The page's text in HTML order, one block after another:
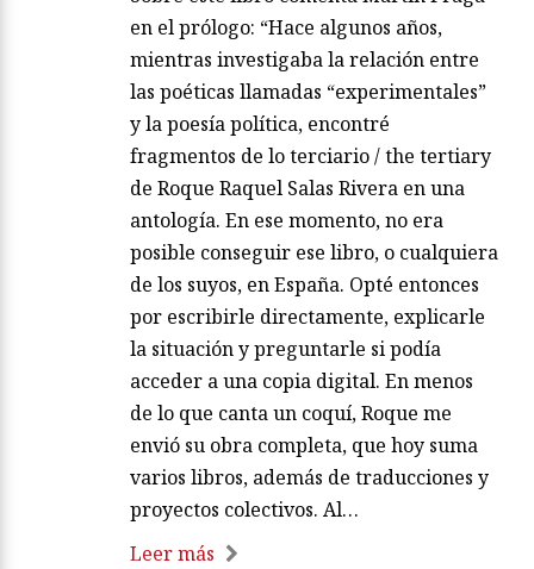
en el prólogo: “Hace algunos años,
mientras investigaba la relación entre
las poéticas llamadas “experimentales”
y la poesía política, encontré
fragmentos de lo terciario / the tertiary
de Roque Raquel Salas Rivera en una
antología. En ese momento, no era
posible conseguir ese libro, o cualquiera
de los suyos, en España. Opté entonces
por escribirle directamente, explicarle
la situación y preguntarle si podía
acceder a una copia digital. En menos
de lo que canta un coquí, Roque me
envió su obra completa, que hoy suma
varios libros, además de traducciones y
proyectos colectivos. Al…
Leer más